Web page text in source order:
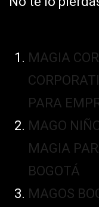
MAGIA
PARA
MAGO
MAGIA
BOGOTÁ
MAGOS